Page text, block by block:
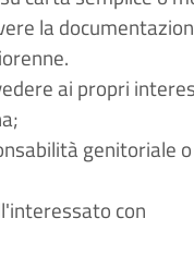
la
ai propri
genitoriale
con